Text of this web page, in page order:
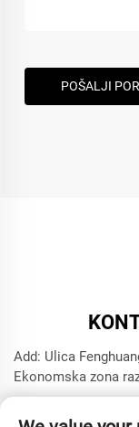
POŠALJI
Add: Ulica
Ekonomska zona